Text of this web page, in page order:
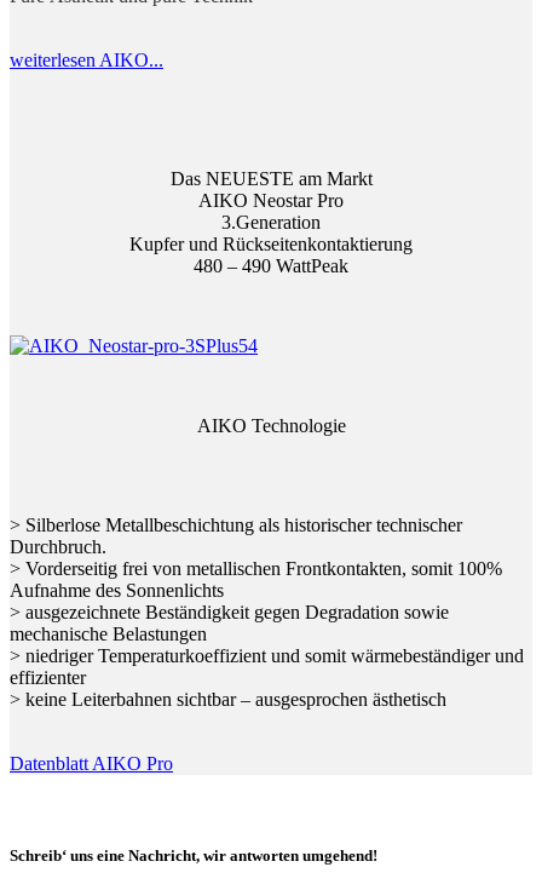
weiterlesen AIKO...
Das NEUESTE am Markt
AIKO Neostar Pro
3.Generation
Kupfer und Rückseitenkontaktierung
480 – 490 WattPeak
AIKO Technologie
> Silberlose Metallbeschichtung als historischer technischer
Durchbruch.
> Vorderseitig frei von metallischen Frontkontakten, somit 100%
Aufnahme des Sonnenlichts
> ausgezeichnete Beständigkeit gegen Degradation sowie
mechanische Belastungen
> niedriger Temperaturkoeffizient und somit wärmebeständiger und
effizienter
> keine Leiterbahnen sichtbar – ausgesprochen ästhetisch
Datenblatt AIKO Pro
Schreib‘ uns eine Nachricht, wir antworten umgehend!